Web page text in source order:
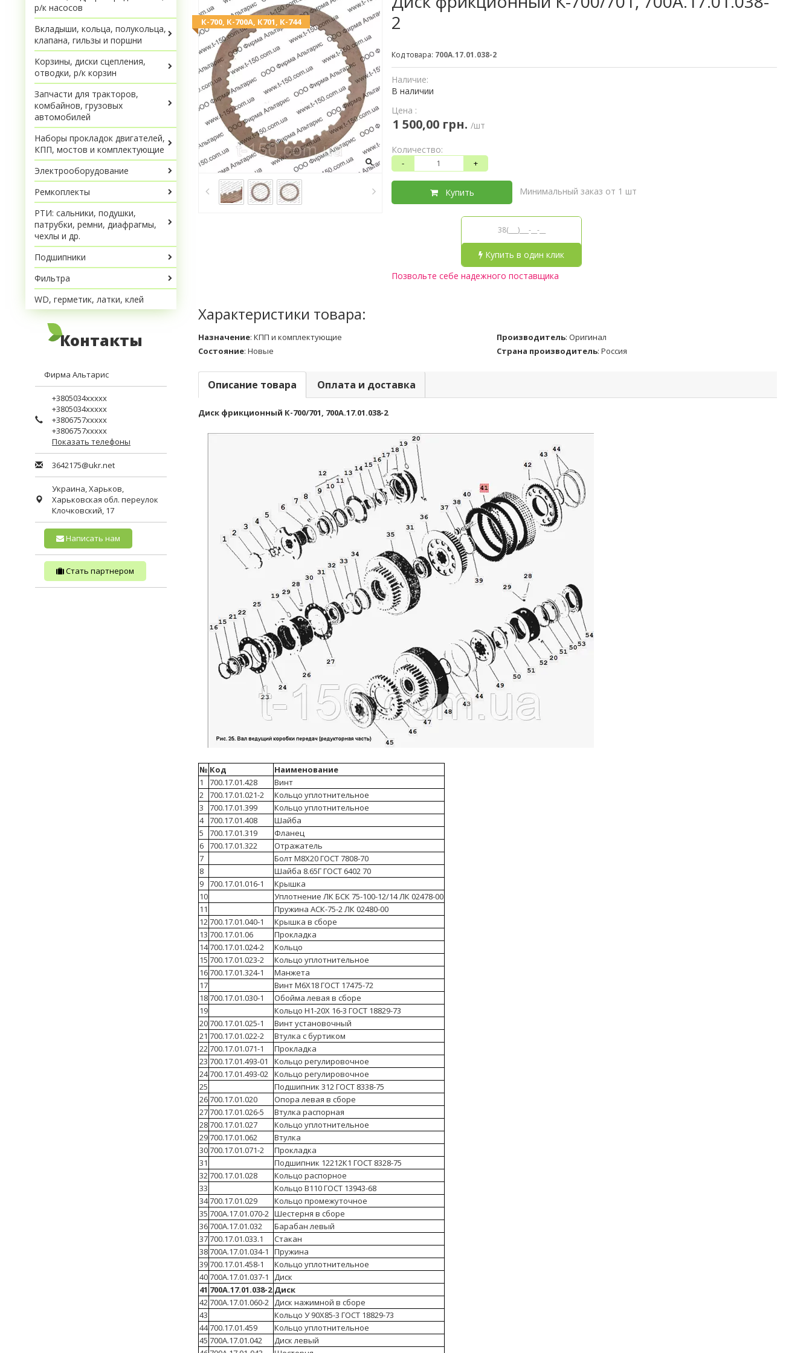
2
Код товара: 700А.17.01.038-2
К-700, К-700А, К701, К-744
Наличие:
В наличии
Цена :
1 500,00 грн. /шт
Количество:
- +
Купить Минимальный заказ от 1 шт
Купить в один клик
Позвольте себе надежного поставщика
Характеристики товара:
Назначение: КПП и комплектующие Производитель: Оригинал
Состояние: Новые Страна производитель: Россия
Описание товара Оплата и доставка
Диск фрикционный К-700/701, 700А.17.01.038-2
№ Код
Наименование
1
700.17.01.428
Винт
2 700.17.01.021-2
Кольцо уплотнительное
3
700.17.01.399
Кольцо уплотнительное
4 700.17.01.408
Шайба
5
700.17.01.319
Фланец
6 700.17.01.322
Отражатель
7
Болт М8Х20 ГОСТ 7808-70
8
Шайба 8.65Г ГОСТ 6402 70
9 700.17.01.016-1
Крышка
10
Уплотнение ЛК БСК 75-100-12/14 ЛК 02478-00
11
Пружина АСК-75-2 ЛК 02480-00
12700.17.01.040-1
Крышка в сборе
13 700.17.01.06
Прокладка
14700.17.01.024-2
Кольцо
15 700.17.01.023-2
Кольцо уплотнительное
16700.17.01.324-1
Манжета
17
Винт М6Х18 ГОСТ 17475-72
18700.17.01.030-1
Обойма левая в сборе
19
Кольцо Н1-20Х 16-3 ГОСТ 18829-73
20700.17.01.025-1
Винт установочный
21 700.17.01.022-2
Втулка с буртиком
22700.17.01.071-1
Прокладка
23 700.17.01.493-01
Кольцо регулировочное
24700.17.01.493-02 Кольцо регулировочное
25
Подшипник 312 ГОСТ 8338-75
26700.17.01.020
Опора левая в сборе
27700.17.01.026-5
Втулка распорная
28700.17.01.027
Кольцо уплотнительное
29700.17.01.062
Втулка
30700.17.01.071-2
Прокладка
31
Подшипник 12212К1 ГОСТ 8328-75
32700.17.01.028
Кольцо распорное
33
Кольцо В110 ГОСТ 13943-68
34700.17.01.029
Кольцо промежуточное
35 700А.17.01.070-2 Шестерня в сборе
36700А.17.01.032
Барабан левый
37700.17.01.033.1
Стакан
38700А.17.01.034-1
Пружина
39700.17.01.458-1
Кольцо уплотнительное
40700А.17.01.037-1
Диск
41 700А.17.01.038-2 Диск
42700А.17.01.060-2 Диск нажимной в сборе
43
Кольцо У 90Х85-3 ГОСТ 18829-73
44700.17.01.459
Кольцо уплотнительное
45 700А.17.01.042
Диск левый
р/к насосов
Вкладыши, кольца, полукольца,
клапана, гильзы и поршни
Корзины, диски сцепления,
отводки, р/к корзин
Запчасти для тракторов,
комбайнов, грузовых
автомобилей
Наборы прокладок двигателей,
КПП, мостов и комплектующие
Электрооборудование
Ремкоплекты
РТИ: сальники, подушки,
патрубки, ремни, диафрагмы,
чехлы и др.
Подшипники
Фильтра
WD, герметик, латки, клей
Контакты
Фирма Альтарис
+3805034xxxxx
+3805034xxxxx
+3806757xxxxx
+3806757xxxxx
Показать телефоны
3642175@ukr.net
Украина,Харьков,
Харьковская обл. переулок
Клочковский, 17
Написать нам
Стать партнером